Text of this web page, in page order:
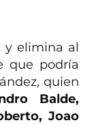
y elimina al
que podría
quien
Balde,
Joao